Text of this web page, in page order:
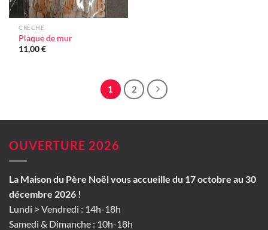
CRÈCHE
Plaque de mur
11,00€
1 2
OUVERTURE 2026
La Maison du Père Noël vous accueille du 17 octobre au 30
décembre 2026 !
Lundi > Vendredi : 14h-18h
Samedi & Dimanche : 10h-18h